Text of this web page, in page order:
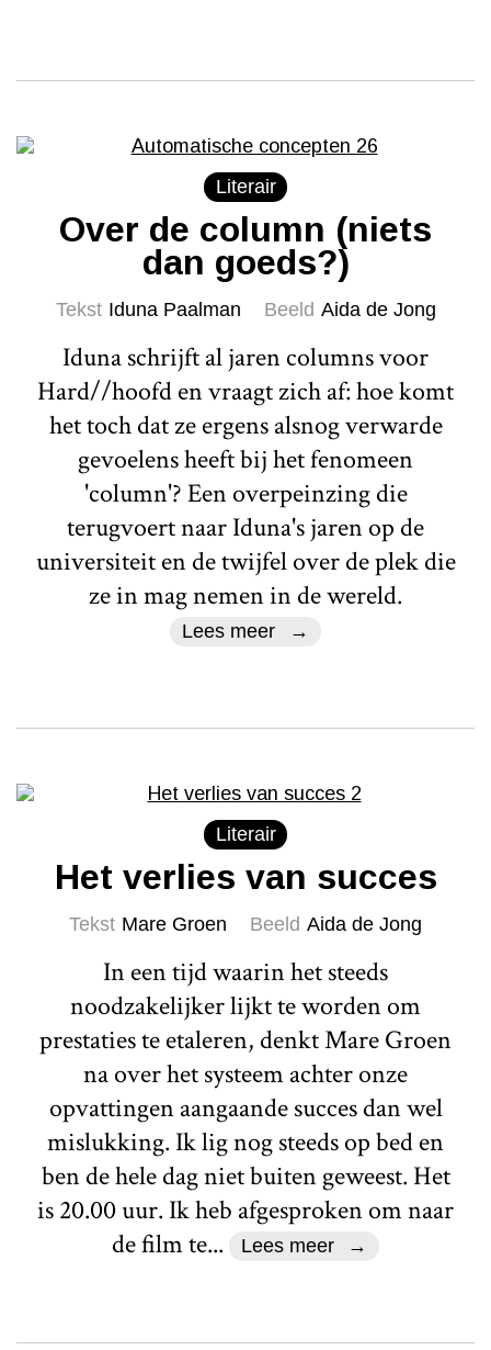
Literair
Over de column (niets
dan goeds?)
Tekst Iduna Paalman Beeld Aida de Jong
Iduna schrijft al jaren columns voor
Hard//hoofd en vraagt zich af: hoe komt
het toch dat ze ergens alsnog verwarde
gevoelens heeft bij het fenomeen
'column'? Een overpeinzing die
terugvoert naar Iduna's jaren op de
universiteit en de twijfel over de plek die
ze in mag nemen in de wereld.
Lees meer
Literair
Het verlies van succes
Tekst Mare Groen Beeld Aida de Jong
In een tijd waarin het steeds
noodzakelijker lijkt te worden om
prestaties te etaleren, denkt Mare Groen
na over het systeem achter onze
opvattingen aangaande succes dan wel
mislukking. Ik lig nog steeds op bed en
ben de hele dag niet buiten geweest. Het
is 20.00 uur. Ik heb afgesproken om naar
de film te...
Lees meer